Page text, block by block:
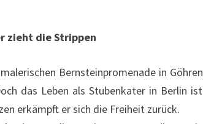
zieht die Strippen
Bernsteinpromenade in Göhren
das Leben als Stubenkater in Berlin ist
erkämpft er sich die Freiheit zurück.